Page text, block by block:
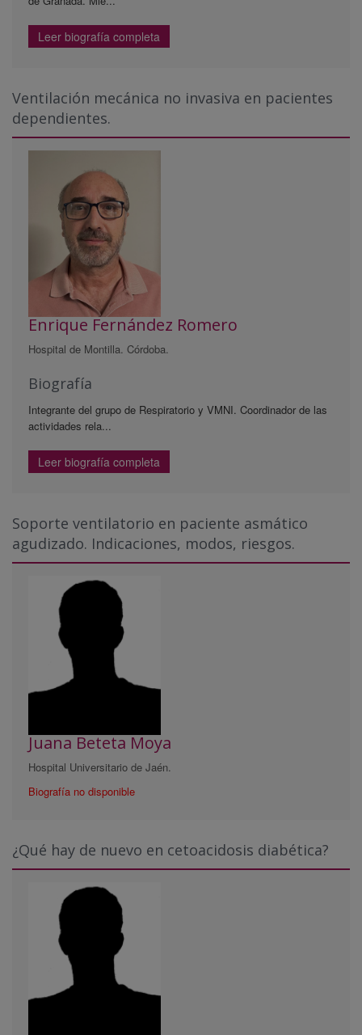
Leer biografía completa
Ventilación mecánica no invasiva en pacientes
dependientes.
Enrique Fernández Romero
Hospital de Montilla. Córdoba.
Biografía
Integrante del grupo de Respiratorio y VMNI. Coordinador de las
actividades rela...
Leer biografía completa
Soporte ventilatorio en paciente asmático
agudizado. Indicaciones, modos, riesgos.
Juana Beteta Moya
Hospital Universitario de Jaén.
Biografía no disponible
¿Qué hay de nuevo en cetoacidosis diabética?